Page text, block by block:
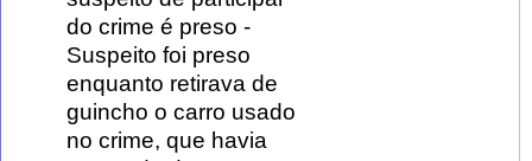
do crime é preso -
Suspeito foi preso
enquanto retirava de
guincho o carro usado
no crime, que havia